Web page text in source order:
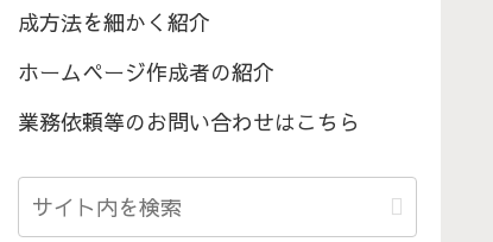
成方法を細かく紹介
ホームページ作成者の紹介
業務依頼等のお問い合わせはこちら